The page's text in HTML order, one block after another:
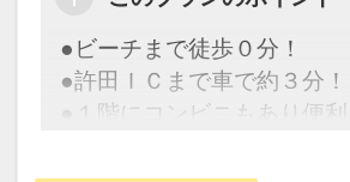
●ビーチまで徒歩０分！
●許田ＩＣまで車で約３分！
●１階にコンビニもあり便利